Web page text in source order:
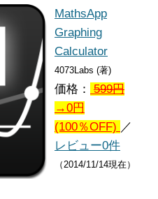
MathsApp
Graphing
Calculator
4073Labs (著)
価格： 599円
→0円
(100％OFF) ／
レビュー0件
（2014/11/14現在）